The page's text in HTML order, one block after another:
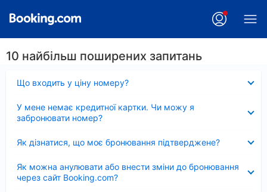
10 найбільш поширених запитань
Що входить у ціну номеру?
У мене немає кредитної картки. Чи можу я
забронювати номер?
Як дізнатися, що моє бронювання підтверджене?
Як можна анулювати або внести зміни до бронювання
через сайт Booking.com?